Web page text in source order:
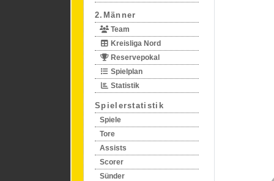
2.Männer
Team
Kreisliga Nord
Reservepokal
Spielplan
Statistik
Spielerstatistik
Spiele
Tore
Assists
Scorer
Sünder